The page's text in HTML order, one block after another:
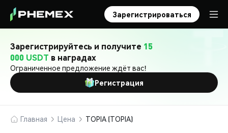
Зарегистрироваться
Зарегистрируйтесь и получите 15
000 USDT в наградах
Ограниченное предложение ждёт вас!
Регистрация
Главная Цена TOPIA (TOPIA)